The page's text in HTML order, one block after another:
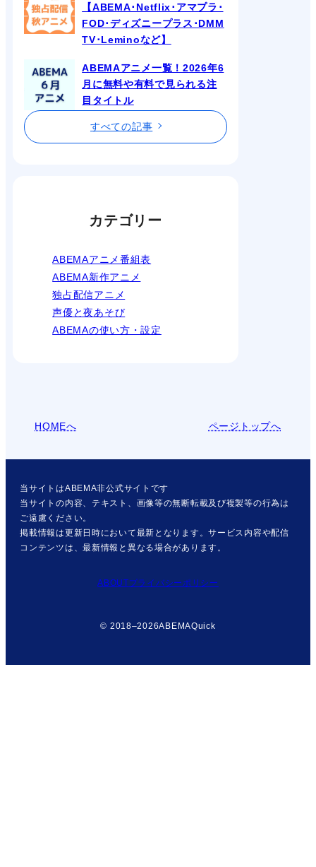
【ABEMA･Netflix･アマプラ･
FOD･ディズニープラス･DMM
TV･Leminoなど】
ABEMAアニメ一覧！2026年6
月に無料や有料で見られる注
目タイトル
すべての記事
カテゴリー
ABEMAアニメ番組表
ABEMA新作アニメ
独占配信アニメ
声優と夜あそび
ABEMAの使い方・設定
HOMEへ ページトップへ
当サイトはABEMA非公式サイトです
当サイトの内容、テキスト、画像等の無断転載及び複製等の行為は
ご遠慮ください。
掲載情報は更新日時において最新となります。サービス内容や配信
コンテンツは、最新情報と異なる場合があります。
ABOUTプライバシーポリシー
© 2018–2026ABEMAQuick